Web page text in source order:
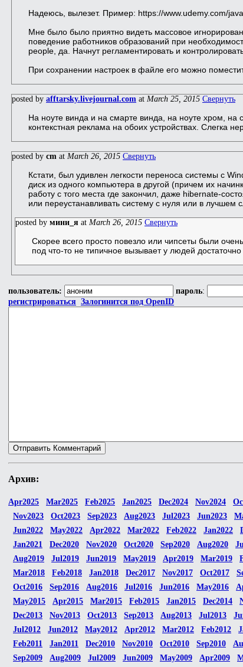
Надеюсь, вылезет. Пример: https://www.udemy.com/
Мне было было приятно видеть массовое
поведение работников образований при
people, да. Начнут регламентировать и
При сохранении настроек в файле его можно
posted by afftarsky.livejournal.com at March 25, 2015 Свернуть
На ноуте винда и на смарте винда, на ноуте хром, на
контекстная реклама на обоих устройствах. Слегка
posted by cm at March 26, 2015 Свернуть
Кстати, был удивлен легкости переноса системы с
диск из одного компьютера в другой (причем их
работу с того места где закончил, даже hibernate-
или переустанавливать систему с нуля или в лучшем
posted by мини_я at March 26, 2015 Свернуть
Скорее всего просто повезло или чипсеты были
под что-то не типичное вызывает у людей
пользователь: пароль:
регистрироваться Залогинится под OpenID
Архив:
Apr2025 Mar2025 Feb2025 Jan2025 Dec2024 Nov2024
Nov2023
Oct2023 Sep2023 Aug2023 Jul2023 Jun2023
Jun2022
May2022 Apr2022 Mar2022 Feb2022 Jan2022
Jan2021
Dec2020 Nov2020 Oct2020 Sep2020 Aug2020
Aug2019
Jul2019 Jun2019 May2019 Apr2019 Mar2019
Mar2018
Feb2018 Jan2018 Dec2017 Nov2017 Oct2017
Oct2016
Sep2016 Aug2016 Jul2016 Jun2016 May2016
May2015
Apr2015 Mar2015 Feb2015 Jan2015 Dec2014
Dec2013
Nov2013 Oct2013 Sep2013 Aug2013 Jul2013
Jul2012
Jun2012 May2012 Apr2012 Mar2012 Feb2012
Feb2011
Jan2011 Dec2010 Nov2010 Oct2010 Sep2010
Sep2009
Aug2009 Jul2009 Jun2009 May2009 Apr2009